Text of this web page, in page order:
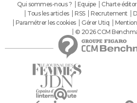
Qui sommes-nous ? Equipe Charte
Tous les articles
RSS Recrutement
Paramétrer les cookies
Gérer Utiq
© 2026 CCM